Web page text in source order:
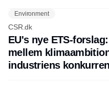
Environment
CSR.dk
EU's nye ETS-
mellem
industriens